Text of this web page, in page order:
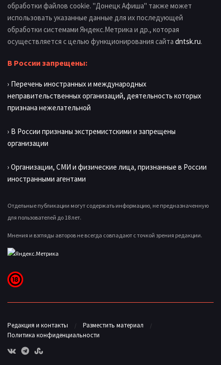
обработки файлов cookie. "Донецк Афиша" также может
использовать указанные данные для их последующей
обработки системами Яндекс.Метрика и др., которая
осуществляется с целью функционирования сайта dntsk.ru.
В России запрещены:
› Перечень иностранных и международных
неправительственных организаций, деятельность которых
признана нежелательной
› В России признаны экстремистскими и запрещены
организации
› Организации, СМИ и физические лица, признанные в России
иностранными агентами
Отдельные публикации могут содержать информацию, не предназначенную
для пользователей до 18 лет.
Мнения и взгляды авторов не всегда совпадают с точкой зрения редакции.
Редакция и контакты
Разместить материал
Политика конфиденциальности